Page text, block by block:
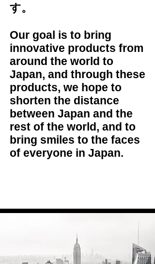
す。
Our goal is to bring
innovative products from
around the world to
Japan, and through these
products, we hope to
shorten the distance
between Japan and the
rest of the world, and to
bring smiles to the faces
of everyone in Japan.